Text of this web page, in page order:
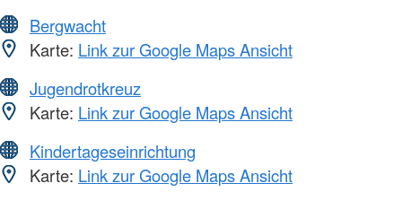
Bergwacht
Karte: Link zur Google Maps Ansicht
Jugendrotkreuz
Karte: Link zur Google Maps Ansicht
Kindertageseinrichtung
Karte: Link zur Google Maps Ansicht